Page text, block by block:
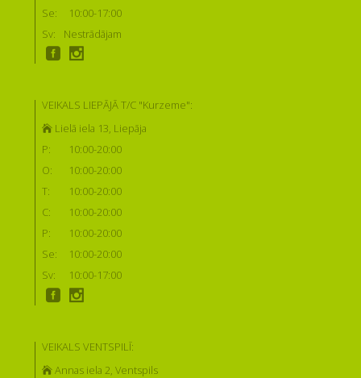
Se:
10:00-17:00
Sv:
Nestrādājam
VEIKALS LIEPĀJĀ T/C "Kurzeme":
Lielā iela 13, Liepāja
P:
10:00-20:00
O:
10:00-20:00
T:
10:00-20:00
C:
10:00-20:00
P:
10:00-20:00
Se:
10:00-20:00
Sv:
10:00-17:00
VEIKALS VENTSPILĪ:
Annas iela 2, Ventspils